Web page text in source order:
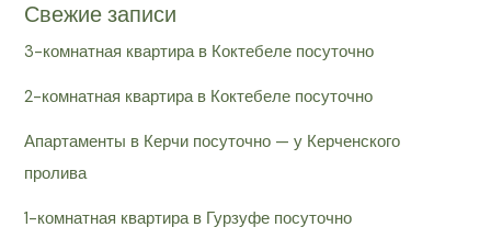
Свежие записи
3-комнатная квартира в Коктебеле посуточно
2-комнатная квартира в Коктебеле посуточно
Апартаменты в Керчи посуточно — у Керченского
пролива
1-комнатная квартира в Гурзуфе посуточно